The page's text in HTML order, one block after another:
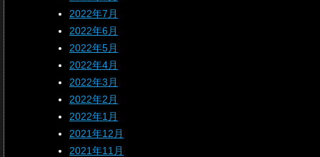
2022年7月
2022年6月
2022年5月
2022年4月
2022年3月
2022年2月
2022年1月
2021年12月
2021年11月